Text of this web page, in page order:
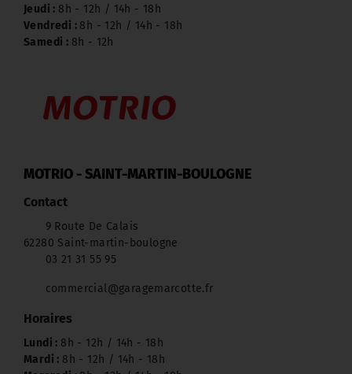
Jeudi : 8h - 12h / 14h - 18h
Vendredi : 8h - 12h / 14h - 18h
Samedi : 8h - 12h
MOTRIO - SAINT-MARTIN-BOULOGNE
Contact
9 Route De Calais
62280 Saint-martin-boulogne
03 21 31 55 95
commercial@garagemarcotte.fr
Horaires
Lundi : 8h - 12h / 14h - 18h
Mardi : 8h - 12h / 14h - 18h